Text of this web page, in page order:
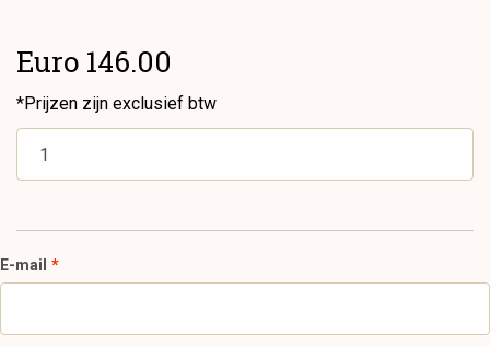
Euro 146.00
*Prijzen zijn exclusief btw
E-mail